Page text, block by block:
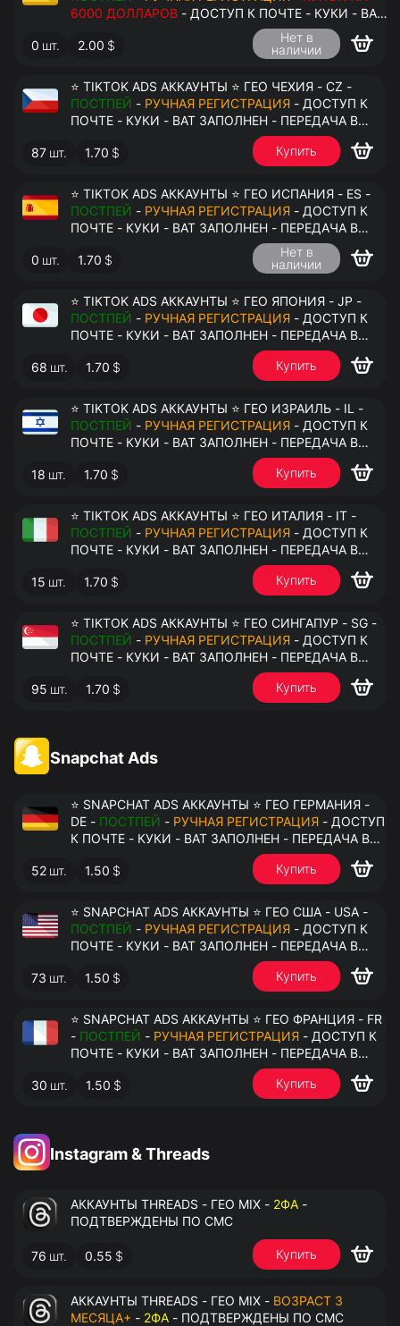
6000 ДОЛЛАРОВ - ДОСТУП К ПОЧТЕ - КУКИ - ВАТ
ЗАПОЛНЕН - ПЕРЕДАЧА В АНТИДЕТЕКТ
0 шт. 2.00 $
Нет в
наличии
⭐ TIKTOK ADS АККАУНТЫ ⭐ ГЕО ЧЕХИЯ - CZ -
ПОСТПЕЙ - РУЧНАЯ РЕГИСТРАЦИЯ
ПОЧТЕ - КУКИ - ВАТ ЗАПОЛНЕН - ПЕРЕДАЧА В
87 шт. 1.70 $ Купить
⭐ TIKTOK ADS АККАУНТЫ ⭐ ГЕО ИСПАНИЯ - ES -
ПОСТПЕЙ - РУЧНАЯ РЕГИСТРАЦИЯ - ДОСТУП К
ПОЧТЕ - КУКИ - ВАТ ЗАПОЛНЕН - ПЕРЕДАЧА В
0 шт. 1.70 $
Нет в
наличии
⭐ TIKTOK ADS АККАУНТЫ ⭐ ГЕО ЯПОНИЯ - JP -
ПОСТПЕЙ - РУЧНАЯ РЕГИСТРАЦИЯ - ДОСТУП К
ПОЧТЕ - КУКИ - ВАТ ЗАПОЛНЕН - ПЕРЕДАЧА В
68 шт. 1.70 $ Купить
⭐ TIKTOK ADS АККАУНТЫ ⭐ ГЕО ИЗРАИЛЬ - IL -
ПОСТПЕЙ - РУЧНАЯ РЕГИСТРАЦИЯ - ДОСТУП К
ПОЧТЕ - КУКИ - ВАТ ЗАПОЛНЕН - ПЕРЕДАЧА В
18 шт. 1.70 $ Купить
⭐ TIKTOK ADS АККАУНТЫ ⭐ ГЕО ИТАЛИЯ - IT -
ПОСТПЕЙ - РУЧНАЯ РЕГИСТРАЦИЯ - ДОСТУП К
ПОЧТЕ - КУКИ - ВАТ ЗАПОЛНЕН - ПЕРЕДАЧА В
15 шт. 1.70 $ Купить
⭐ TIKTOK ADS АККАУНТЫ ⭐ ГЕО СИНГАПУР - SG -
ПОСТПЕЙ - РУЧНАЯ РЕГИСТРАЦИЯ - ДОСТУП К
ПОЧТЕ - КУКИ - ВАТ ЗАПОЛНЕН - ПЕРЕДАЧА В
95 шт. 1.70 $ Купить
Snapchat Ads
⭐ SNAPCHAT ADS АККАУНТЫ ⭐ ГЕО ГЕРМАНИЯ -
DE - ПОСТПЕЙ - РУЧНАЯ РЕГИСТРАЦИЯ - ДОСТУП
К ПОЧТЕ - КУКИ - ВАТ ЗАПОЛНЕН - ПЕРЕДАЧА В
52 шт. 1.50 $ Купить
⭐ SNAPCHAT ADS АККАУНТЫ ⭐ ГЕО США - USA -
ПОСТПЕЙ - РУЧНАЯ РЕГИСТРАЦИЯ - ДОСТУП К
ПОЧТЕ - КУКИ - ВАТ ЗАПОЛНЕН - ПЕРЕДАЧА В
73 шт. 1.50 $ Купить
⭐ SNAPCHAT ADS АККАУНТЫ ⭐ ГЕО ФРАНЦИЯ - FR
- ПОСТПЕЙ - РУЧНАЯ РЕГИСТРАЦИЯ - ДОСТУП К
ПОЧТЕ - КУКИ - ВАТ ЗАПОЛНЕН - ПЕРЕДАЧА В
30 шт. 1.50 $ Купить
Instagram & Threads
АККАУНТЫ THREADS - ГЕО MIX - 2ФА -
ПОДТВЕРЖДЕНЫ ПО СМС
76 шт. 0.55 $ Купить
АККАУНТЫ THREADS - ГЕО MIX - ВОЗРАСТ 3
МЕСЯЦА+ - 2ФА - ПОДТВЕРЖДЕНЫ ПО СМС